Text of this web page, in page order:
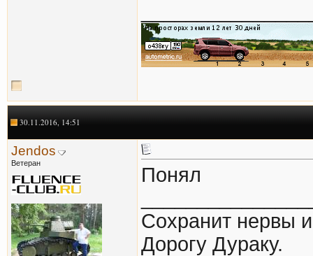
30.11.2016, 14:51
Jendos
Ветеран
Понял
Сохранит нервы
Дорогу Дураку.